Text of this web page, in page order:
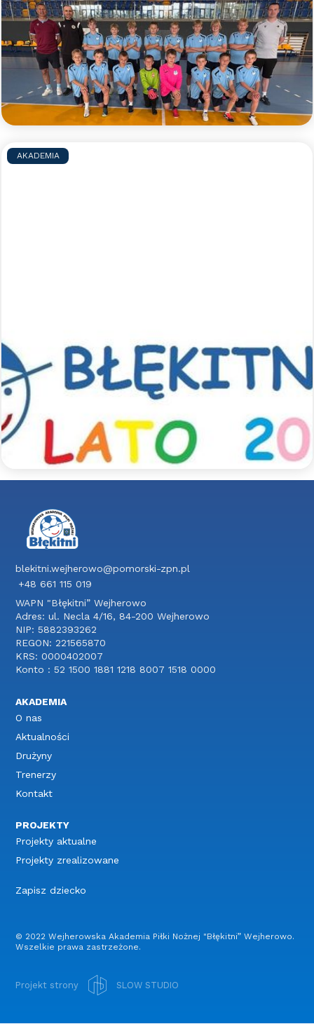
2026
Zapraszamy zaczarowanych piłką nożną
zawodników i zawodniczki do udziału w błękitnym
obozie indywidualnym, podczas którego pod opieką
doświadczonych trenerów będzie można w małych
grupach doskonalić swoje umiejętności piłkarskie.
Czytaj więcej >>
AKADEMIA
- lato 2026
Zapraszamy na sportowe półkolonie z Błękitnymi.
Jak co roku szykujemy dla uczestników mnóstwo
aktywności sportowych pod opieką
wykwalifikowanych trenerów, a także wspólne
wycieczki integracyjne.
Czytaj więcej >>
blekitni.wejherowo@pomorski-zpn.pl
+48 661 115 019
WAPN "Błękitni” Wejherowo
Adres: ul. Necla 4/16, 84-200 Wejherowo
NIP: 5882393262
REGON: 221565870
KRS: 0000402007
Konto : 52 1500 1881 1218 8007 1518 0000
AKADEMIA
O nas
Aktualności
Drużyny
Trenerzy
Kontakt
PROJEKTY
Projekty aktualne
Projekty zrealizowane
Zapisz dziecko
© 2022 Wejherowska Akademia Piłki Nożnej "Błękitni” Wejherowo.
Wszelkie prawa zastrzeżone.
Projekt strony SLOW STUDIO